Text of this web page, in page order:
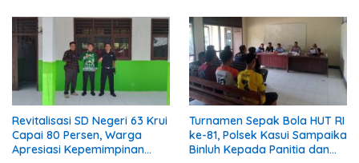
Revitalisasi SD Negeri 63 Krui
Capai 80 Persen, Warga
Apresiasi Kepemimpinan
Turnamen Sepak Bola HUT RI
ke-81, Polsek Kasui Sampaika
Binluh Kepada Panitia dan